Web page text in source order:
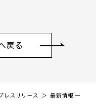
戻る
レスリリース
最新情報 一